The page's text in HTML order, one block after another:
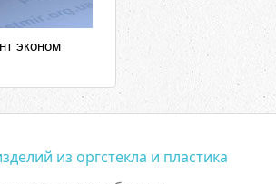
эконом
из оргстекла и пластика